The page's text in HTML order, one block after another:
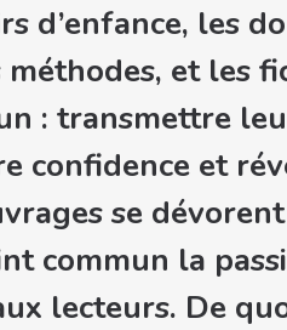
d’enfance, les
méthodes, et les
: transmettre
confidence et
se
commun la
lecteurs. De